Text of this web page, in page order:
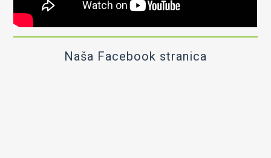
Naša Facebook stranica